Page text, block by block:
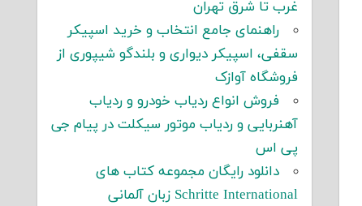
غرب تا شرق تهران
راهنمای جامع انتخاب و خرید اسپیکر
سقفی، اسپیکر دیواری و بلندگو شیپوری از
فروشگاه آوازک
فروش انواع ردیاب خودرو و ردیاب
آهنربایی و ردیاب موتور سیکلت در پیام جی
پی اس
دانلود رایگان مجموعه کتاب های
Schritte International زبان آلمانی